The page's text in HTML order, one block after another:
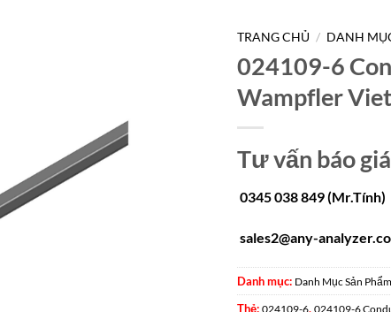
TRANG CHỦ / DANH
024109-6
Wampfler
Tư vấn báo
0345 038 849 (Mr.Tính)
sales2@any-
Danh mục: Danh Mục Sản Phẩm
Thẻ: 024109-6, 024109-6